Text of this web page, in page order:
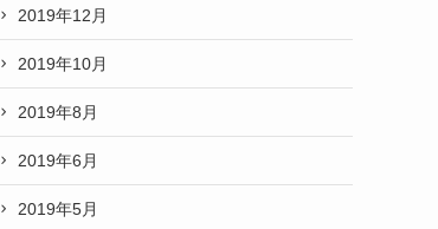
2019年12月
2019年10月
2019年8月
2019年6月
2019年5月